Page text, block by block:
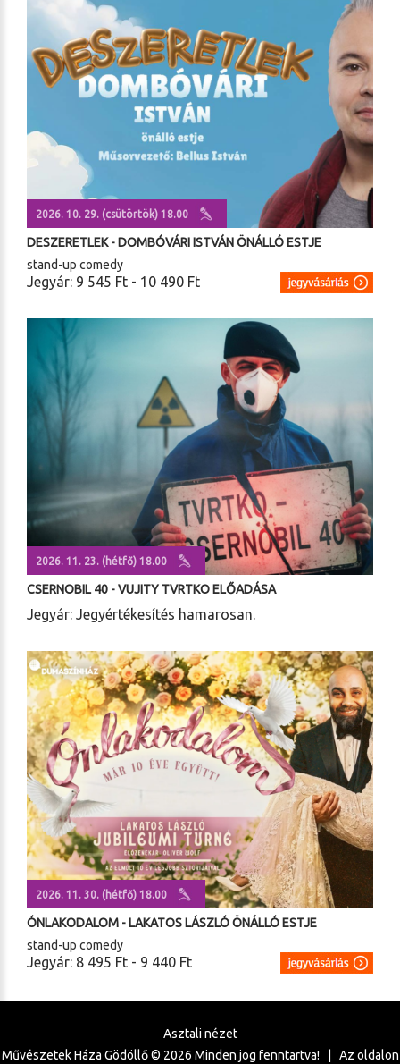
2026. 10. 29. (csütörtök) 18.00
DESZERETLEK - DOMBÓVÁRI ISTVÁN ÖNÁLLÓ ESTJE
stand-up comedy
Jegyár: 9 545 Ft - 10 490 Ft
2026. 11. 23. (hétfő) 18.00
CSERNOBIL 40 - VUJITY TVRTKO ELŐADÁSA
Jegyár: Jegyértékesítés hamarosan.
2026. 11. 30. (hétfő) 18.00
ÓNLAKODALOM - LAKATOS LÁSZLÓ ÖNÁLLÓ ESTJE
stand-up comedy
Jegyár: 8 495 Ft - 9 440 Ft
Asztali nézet
Művészetek Háza Gödöllő © 2026 Minden jog fenntartva! | Az oldalon